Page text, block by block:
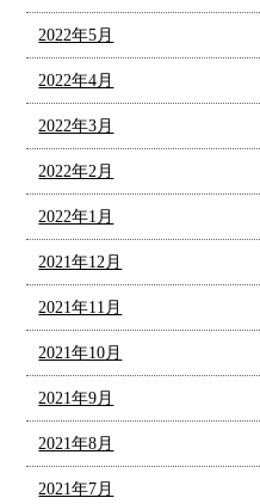
2022年5月
2022年4月
2022年3月
2022年2月
2022年1月
2021年12月
2021年11月
2021年10月
2021年9月
2021年8月
2021年7月